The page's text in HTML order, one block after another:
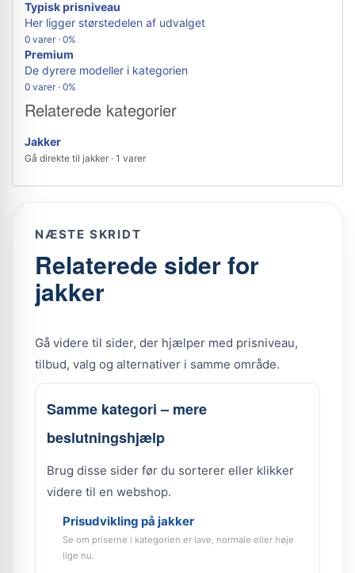
Typisk prisniveau
Her ligger størstedelen af udvalget
0 varer · 0%
Premium
De dyrere modeller i kategorien
0 varer · 0%
Relaterede kategorier
Jakker
Gå direkte til jakker · 1 varer
NÆSTE SKRIDT
Relaterede sider for
jakker
Gå videre til sider, der hjælper med prisniveau,
tilbud, valg og alternativer i samme område.
Samme kategori – mere
beslutningshjælp
Brug disse sider før du sorterer eller klikker
videre til en webshop.
Prisudvikling på jakker
Se om priserne i kategorien er lave, normale eller høje
lige nu.